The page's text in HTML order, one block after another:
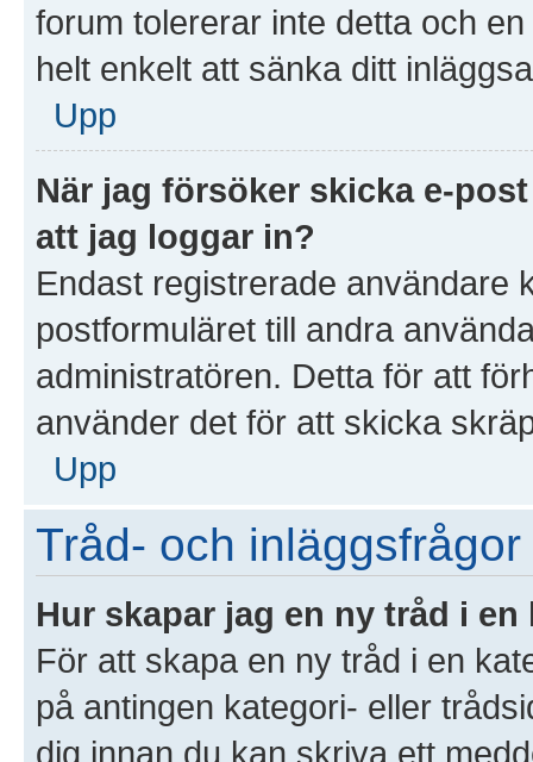
forum tolererar inte detta och
helt enkelt att sänka ditt
Upp
När jag försöker skicka e-
att jag loggar in?
Endast registrerade användare
postformuläret till andra
administratören. Detta för att
använder det för att skicka
Upp
Tråd- och inläggsfrågor
Hur skapar jag en ny tråd i en
För att skapa en ny tråd i en
på antingen kategori- eller
dig innan du kan skriva ett